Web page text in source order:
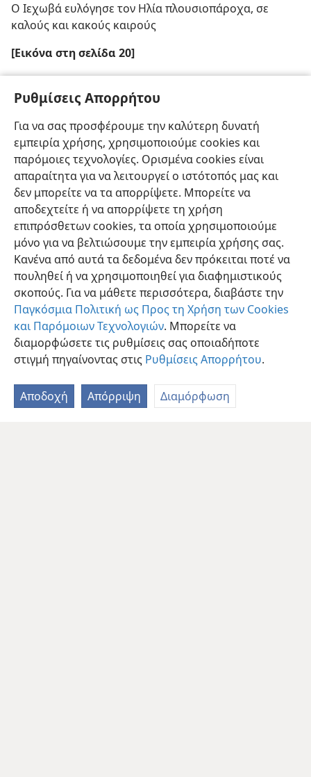
Ρυθμίσεις Απορρήτου
Για να σας προσφέρουμε την καλύτερη δυνατή
εμπειρία χρήσης, χρησιμοποιούμε cookies και
παρόμοιες τεχνολογίες. Ορισμένα cookies είναι
απαραίτητα για να λειτουργεί ο ιστότοπός μας και
δεν μπορείτε να τα απορρίψετε. Μπορείτε να
αποδεχτείτε ή να απορρίψετε τη χρήση
επιπρόσθετων cookies, τα οποία χρησιμοποιούμε
μόνο για να βελτιώσουμε την εμπειρία χρήσης σας.
Κανένα από αυτά τα δεδομένα δεν πρόκειται ποτέ να
πουληθεί ή να χρησιμοποιηθεί για διαφημιστικούς
σκοπούς. Για να μάθετε περισσότερα, διαβάστε την
Παγκόσμια Πολιτική ως Προς τη Χρήση των Cookies
και Παρόμοιων Τεχνολογιών. Μπορείτε να
διαμορφώσετε τις ρυθμίσεις σας οποιαδήποτε
στιγμή πηγαίνοντας στις Ρυθμίσεις Απορρήτου.
Αποδοχή Απόρριψη Διαμόρφωση
Ο Ιεχωβά ευλόγησε τον Ηλία πλουσιοπάροχα, σε
καλούς και κακούς καιρούς
[Εικόνα στη σελίδα 20]
Όντας εντελώς απελπισμένος, ο Ηλίας άνοιξε την
καρδιά του στον Ιεχωβά
[Εικόνα στη σελίδα 21]
Ο Ιεχωβά παρηγόρησε και ενθάρρυνε τον Ηλία με την
εκπληκτική δύναμή του